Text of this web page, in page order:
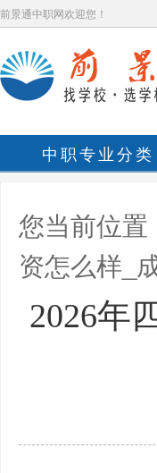
前景通中职网欢迎您！
中职专业分类
您当前位置
资怎么样_
2026年